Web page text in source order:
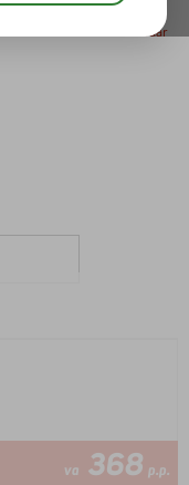
bewaar
va 368 p.p.